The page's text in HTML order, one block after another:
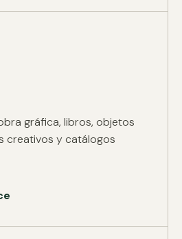
gráfica, libros, objetos
creativos y catálogos